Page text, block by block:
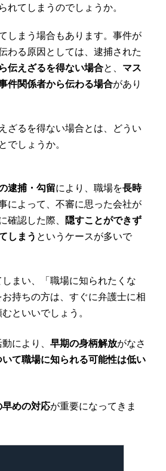
れてしまうのでしょうか。
しまう場合もあります。事件が
わる原因としては、逮捕された
伝えざるを得ない場合と、 マス
件関係者から伝わる場合があり
ざるを得ない場合とは、どうい
でしょうか。
逮捕・勾留により、職場を長時
によって、不審に思った会社が
確認した際、
隠すことができず
しまう というケースが多いで
まい、「職場に知られたくな
持ちの方は、すぐに弁護士に相
といいでしょう。
により、 早期の身柄解放がなさ
て職場に知られる可能性は低い
めの対応が重要になってきま